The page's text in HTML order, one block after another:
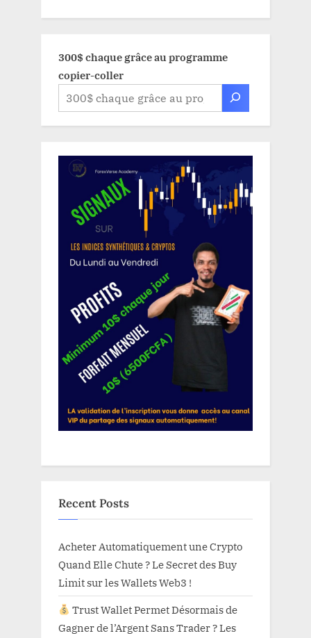
300$ chaque grâce au programme
copier-coller
Recent Posts
Acheter Automatiquement une Crypto
Quand Elle Chute ? Le Secret des Buy
Limit sur les Wallets Web3 !
Trust Wallet Permet Désormais de
Gagner de l’Argent Sans Trader ? Les